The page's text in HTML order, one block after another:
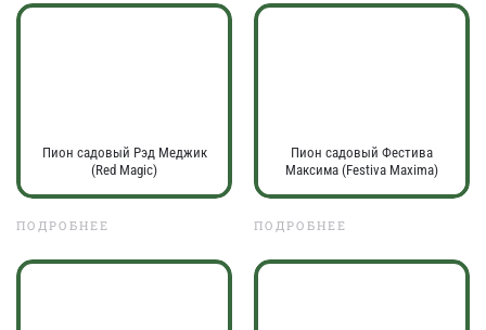
Пион садовый Рэд Меджик
(Red Magic)
ПОДРОБНЕЕ
Пион садовый Фестива
Максима (Festiva Maxima)
ПОДРОБНЕЕ